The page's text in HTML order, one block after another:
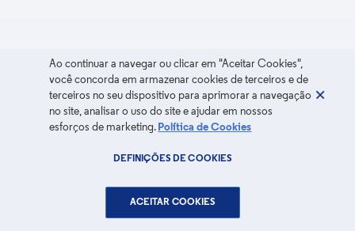
Ao continuar a navegar ou clicar em "Aceitar Cookies",
você concorda em armazenar cookies de terceiros e de
terceiros no seu dispositivo para aprimorar a navegação
no site, analisar o uso do site e ajudar em nossos
esforços de marketing. Política de Cookies
DEFINIÇÕES DE COOKIES
ACEITAR COOKIES